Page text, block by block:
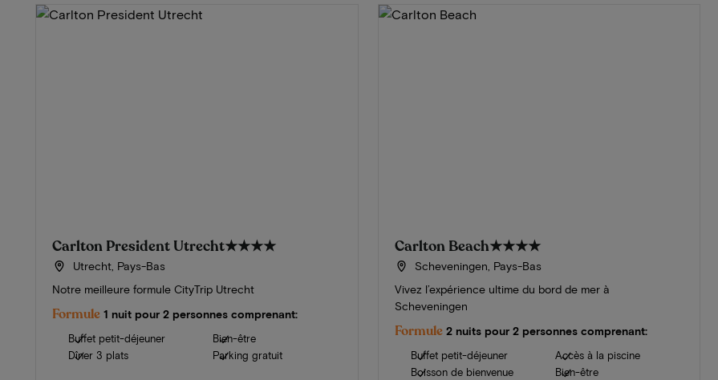
Carlton President Utrecht★★★★
Utrecht, Pays-Bas
Notre meilleure formule CityTrip Utrecht
Formule 1 nuit pour 2 personnes comprenant:
Buffet petit-déjeuner
Dîner 3 plats
Bien-être
Parking gratuit
Carlton Beach★★★★
Scheveningen, Pays-Bas
Vivez l’expérience ultime du bord de mer à
Scheveningen
Formule 2 nuits pour 2 personnes comprenant:
Buffet petit-déjeuner
Boisson de bienvenue
Accès à la piscine
Bien-être